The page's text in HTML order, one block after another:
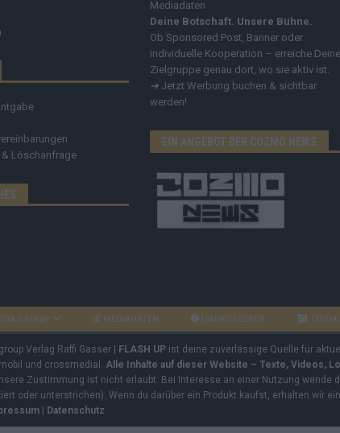
Löschanfrage
Mediadaten
Deine Botschaft. Unsere Bühne.
Ob Sponsored Post, Banner oder
individuelle Kooperation – erreiche Deine
Zielgruppe genau dort, wo sie aktiv ist.
➔ Jetzt Werbung buchen & sichtbar
werden!
EIN ANGEBOT DER COZMO NEWS
GROUP MEDIADATEN HINWEISGEBER
Verlag Raffi Gasser | FLASH UP ist deine zuverlässige Quelle für
und crossmedial. Alle Inhalte auf dieser Website – Texte, Videos,
Zustimmung ist nicht erlaubt. Bei Interesse an einer Nutzung wende
oder unterstrichen). Wenn du darüber ein Produkt kaufst, erhalten wir
Datenschutz